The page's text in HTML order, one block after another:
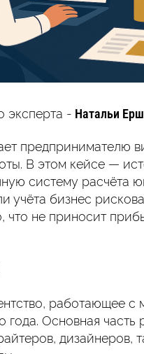
эксперта - Натальи
предпринимателю
В этом кейсе —
систему расчёта
учёта бизнес
что не приносит
работающее
года. Основная
дизайнеров,